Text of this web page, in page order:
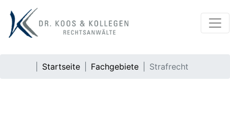
Startseite Fachgebiete Strafrecht